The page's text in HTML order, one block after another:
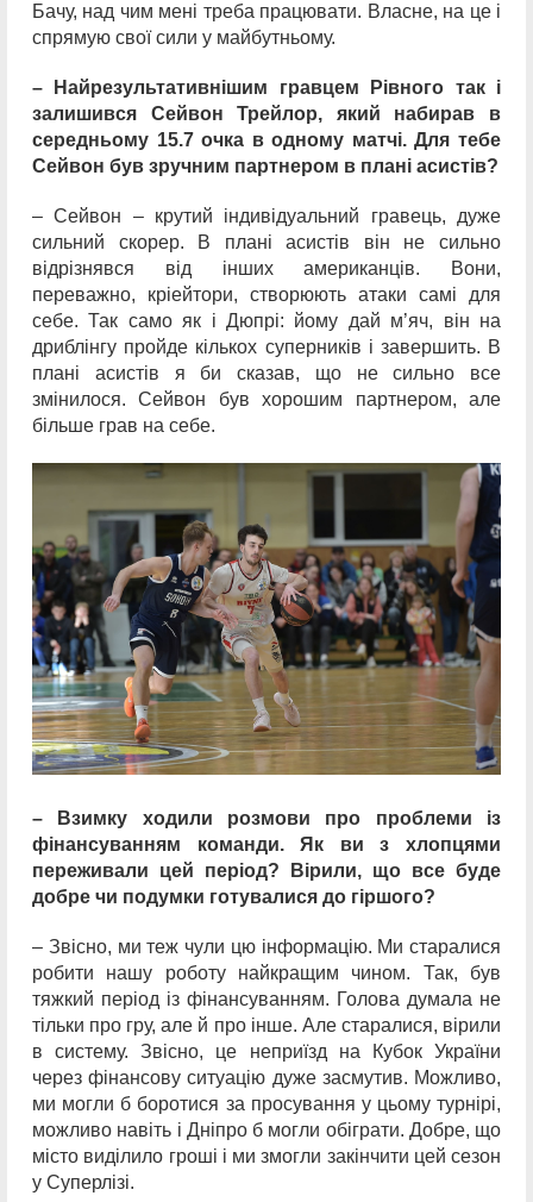
Бачу, над чим мені треба працювати. Власне, на це і
спрямую свої сили у майбутньому.
– Найрезультативнішим гравцем Рівного так і
залишився Сейвон Трейлор, який набирав в
середньому 15.7 очка в одному матчі. Для тебе
Сейвон був зручним партнером в плані асистів?
– Сейвон – крутий індивідуальний гравець, дуже
сильний скорер. В плані асистів він не сильно
відрізнявся від інших американців. Вони,
переважно, кріейтори, створюють атаки самі для
себе. Так само як і Дюпрі: йому дай м’яч, він на
дриблінгу пройде кількох суперників і завершить. В
плані асистів я би сказав, що не сильно все
змінилося. Сейвон був хорошим партнером, але
більше грав на себе.
– Взимку ходили розмови про проблеми із
фінансуванням команди. Як ви з хлопцями
переживали цей період? Вірили, що все буде
добре чи подумки готувалися до гіршого?
– Звісно, ми теж чули цю інформацію. Ми старалися
робити нашу роботу найкращим чином. Так, був
тяжкий період із фінансуванням. Голова думала не
тільки про гру, але й про інше. Але старалися, вірили
в систему. Звісно, це неприїзд на Кубок України
через фінансову ситуацію дуже засмутив. Можливо,
ми могли б боротися за просування у цьому турнірі,
можливо навіть і Дніпро б могли обіграти. Добре, що
місто виділило гроші і ми змогли закінчити цей сезон
у Суперлізі.